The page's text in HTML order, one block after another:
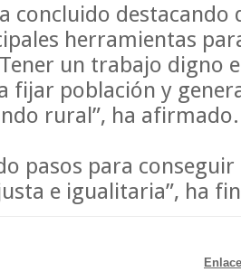
concluido destacando
herramientas
un trabajo digno
fijar población y
rural”, ha afirmado.
pasos para
e igualitaria”, ha